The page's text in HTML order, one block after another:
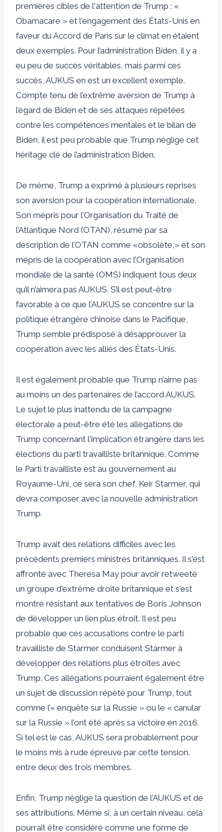
premières cibles de l'attention de Trump : «
Obamacare » et l'engagement des États-Unis en
faveur du Accord de Paris sur le climat en étaient
deux exemples. Pour l’administration Biden, il y a
eu peu de succès véritables, mais parmi ces
succès, AUKUS en est un excellent exemple.
Compte tenu de l’extrême aversion de Trump à
l’égard de Biden et de ses attaques répétées
contre les compétences mentales et le bilan de
Biden, il est peu probable que Trump néglige cet
héritage clé de l’administration Biden.
De même, Trump a exprimé à plusieurs reprises
son aversion pour la coopération internationale.
Son mépris pour l’Organisation du Traité de
l’Atlantique Nord (OTAN), résumé par sa
description de l’OTAN comme «obsolète » et son
mépris de la coopération avec l’Organisation
mondiale de la santé (OMS) indiquent tous deux
qu’il n’aimera pas AUKUS. S’il est peut-être
favorable à ce que l’AUKUS se concentre sur la
politique étrangère chinoise dans le Pacifique,
Trump semble prédisposé à désapprouver la
coopération avec les alliés des États-Unis.
Il est également probable que Trump n’aime pas
au moins un des partenaires de l’accord AUKUS.
Le sujet le plus inattendu de la campagne
électorale a peut-être été les allégations de
Trump concernant l'implication étrangère dans les
élections du parti travailliste britannique. Comme
le Parti travailliste est au gouvernement au
Royaume-Uni, ce sera son chef, Keir Starmer, qui
devra composer avec la nouvelle administration
Trump.
Trump avait des relations difficiles avec les
précédents premiers ministres britanniques. Il s'est
affronté avec Theresa May pour avoir retweeté
un groupe d'extrême droite britannique et s'est
montré résistant aux tentatives de Boris Johnson
de développer un lien plus étroit. Il est peu
probable que ces accusations contre le parti
travailliste de Starmer conduisent Starmer à
développer des relations plus étroites avec
Trump. Ces allégations pourraient également être
un sujet de discussion répété pour Trump, tout
comme l’« enquête sur la Russie » ou le « canular
sur la Russie » l’ont été après sa victoire en 2016.
Si tel est le cas, AUKUS sera probablement pour
le moins mis à rude épreuve par cette tension.
entre deux des trois membres.
Enfin, Trump néglige la question de l’AUKUS et de
ses attributions. Même si, à un certain niveau, cela
pourrait être considéré comme une forme de